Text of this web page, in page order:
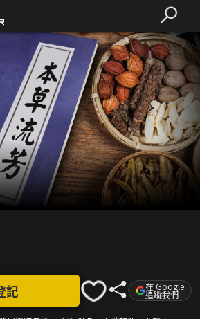
記 在 Google
追蹤我們